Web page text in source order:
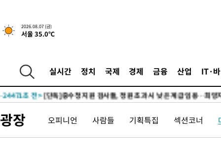
2026.08.07 (금)
서울 35.0℃
실시간 정치 국제 경제 금융 산업 IT·
-24544초 전 >
"낮 기온 소폭 하락"…수도권 폭염중대경보, 폭염경보로 하향
-24508초 전 >
선포
-24471초 전 >[단독]중수청 지원 검사들, 정원 초과 시 낮은 계급 임용…희망
-20748초 전 >
SK하이닉스, 용인·청주 팹에 54조 투자…"AI 메모리 수요 선
-17604초 전 >여자배구 이재영·이다영 자매, 아제르바이잔 투란VC 입단
광장 오피니언 사람들 기획특집 섹션코너